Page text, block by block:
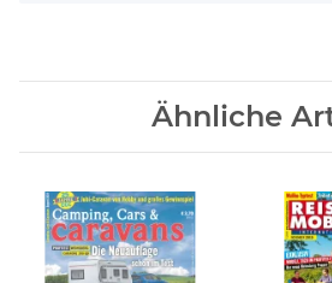
Ähnliche